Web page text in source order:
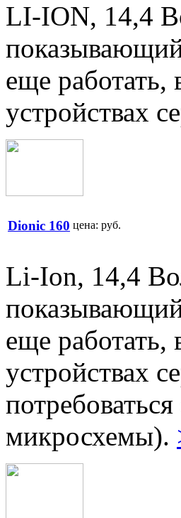
LI-ION, 14,4
показывающий
еще работать,
устройствах
Dionic 160 цена: руб.
Li-Ion, 14,4
показывающий
еще работать,
устройствах
микросхемы).